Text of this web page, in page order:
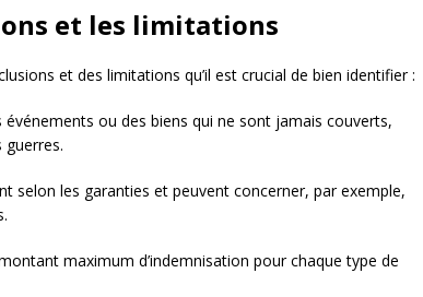
et les limitations
et des limitations qu’il est crucial de bien identifier :
événements ou des biens qui ne sont jamais couverts,
selon les garanties et peuvent concerner, par exemple,
maximum d’indemnisation pour chaque type de